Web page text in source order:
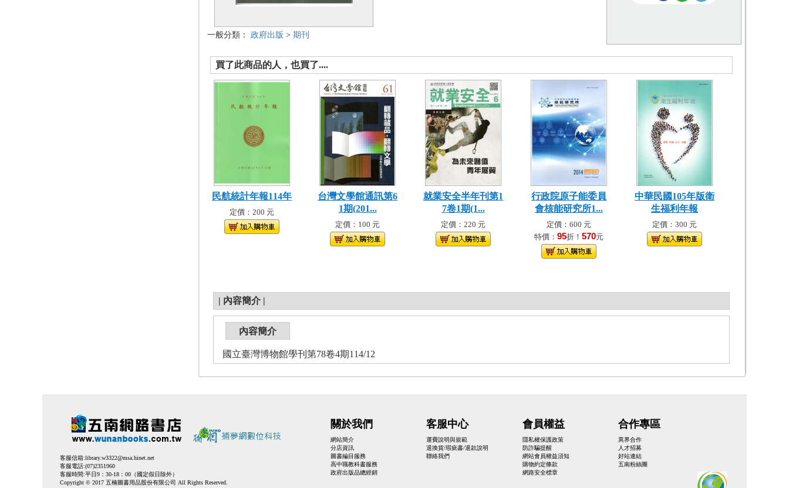
一般分類： 政府出版 > 期刊
買了此商品的人，也買了....
民航統計年報114年
定價：200 元
台灣文學館通訊第6
1期(201...
定價：100 元
就業安全半年刊第1
7卷1期(1...
定價：220 元
行政院原子能委員
會核能研究所1...
定價：600 元
特價： 95折！ 570元
中華民國105年版衛
生福利年報
定價：300 元
| 內容簡介 |
內容簡介
國立臺灣博物館學刊第78卷4期114/12
客服信箱:library.w3322@msa.hinet.net
客服電話:(07)2351960
客服時間:平日9：30-18：00（國定假日除外）
Copyright © 2017 五楠圖書用品股份有限公司 All Rights Reserved.
關於我們
網站簡介
分店資訊
圖書編目服務
高中職教科書服務
政府出版品總經銷
客服中心
運費說明與規範
退換貨/瑕疵書/退款說明
聯絡我們
會員權益
隱私權保護政策
防詐騙提醒
網站會員權益須知
購物約定條款
網路安全標章
合作專區
異界合作
人才招募
好站連結
五南粉絲團